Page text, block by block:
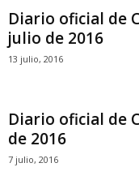
Diario oficial de
julio de 2016
13 julio, 2016
Diario oficial de
de 2016
7 julio, 2016